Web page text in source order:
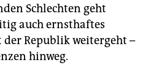
Schlechten geht
auch ernsthaftes
Republik weitergeht –
hinweg.